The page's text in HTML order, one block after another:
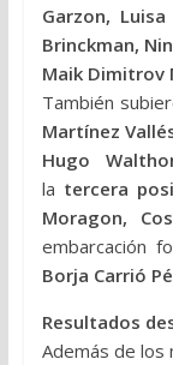
Garzon,
Brinckman,
Maik Dimitrov
También
Martínez
Hugo
la tercera
Moragon,
embarcación
Borja Carrió
Resultados
Además de los